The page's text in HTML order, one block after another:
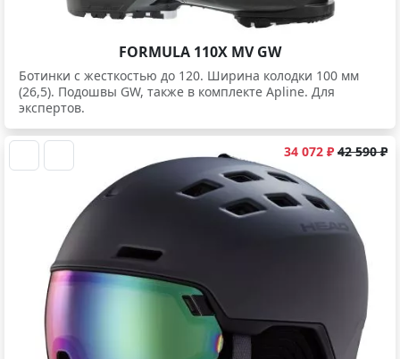
FORMULA 110X MV GW
Ботинки c жесткостью до 120. Ширина колодки 100 мм
(26,5). Подошвы GW, также в комплекте Apline. Для
экспертов.
34 072 ₽ 42 590 ₽